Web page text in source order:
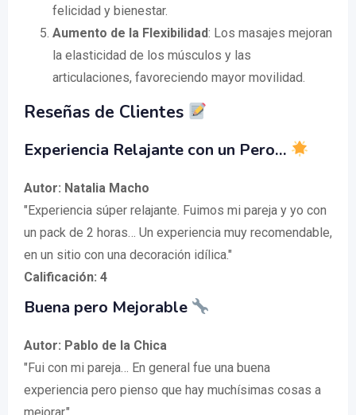
felicidad y bienestar.
Aumento de la Flexibilidad: Los masajes mejoran
la elasticidad de los músculos y las
articulaciones, favoreciendo mayor movilidad.
Reseñas de Clientes
Experiencia Relajante con un Pero…
Autor: Natalia Macho
"Experiencia súper relajante. Fuimos mi pareja y yo con
un pack de 2 horas… Un experiencia muy recomendable,
en un sitio con una decoración idílica."
Calificación: 4
Buena pero Mejorable
Autor: Pablo de la Chica
"Fui con mi pareja… En general fue una buena
experiencia pero pienso que hay muchísimas cosas a